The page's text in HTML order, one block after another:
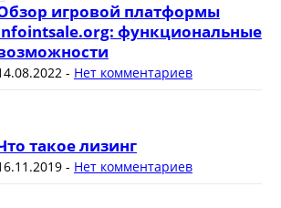
игровой платформы
функциональные
- Нет комментариев
такое лизинг
- Нет комментариев